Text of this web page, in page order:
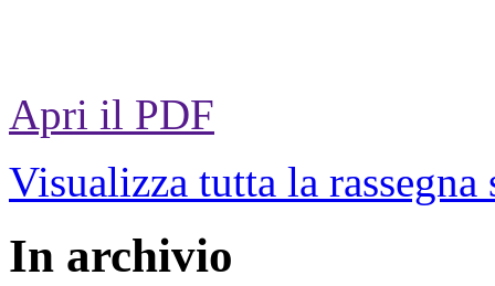
Apri il PDF
Visualizza tutta la rassegna
In archivio